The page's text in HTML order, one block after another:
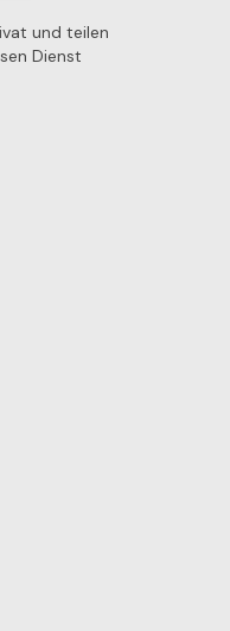
und teilen
Dienst